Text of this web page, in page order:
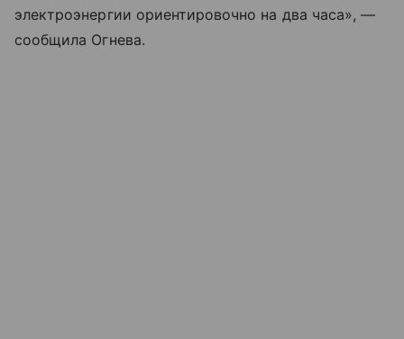
электроэнергии ориентировочно на два часа», —
сообщила Огнева.